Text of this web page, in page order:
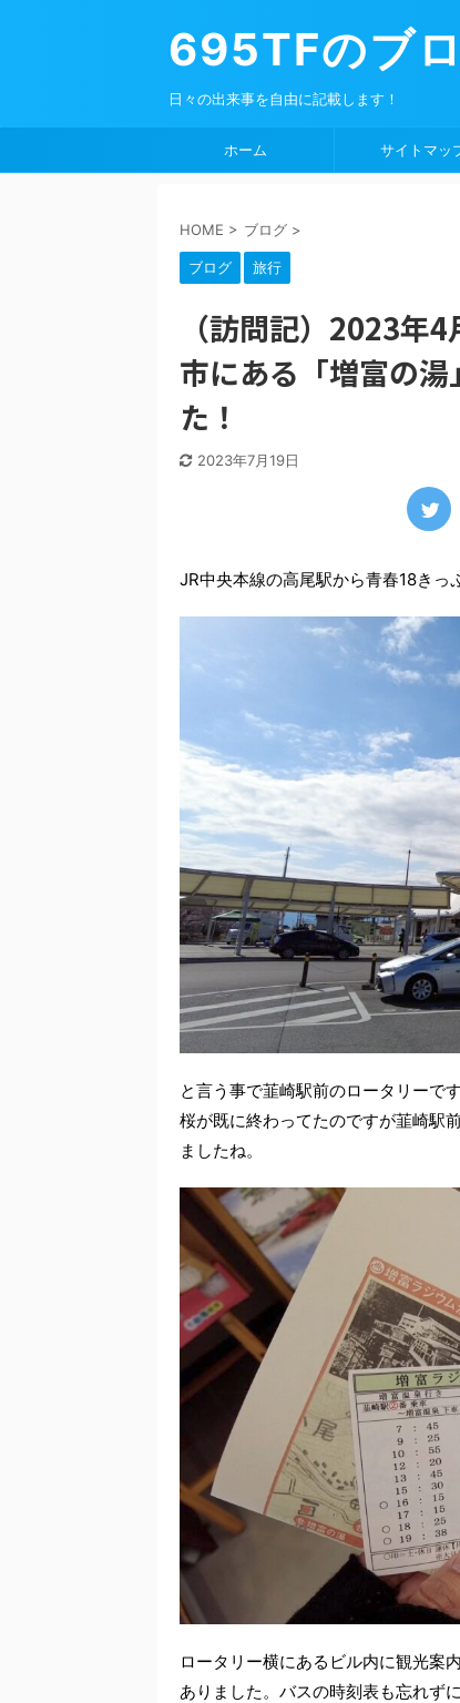
695TFのブ
日々の出来事を自由に記載します！
ホーム サイトマッ
HOME > ブログ >
ブログ 旅行
（訪問記）2023年
市にある「増富の
た！
2023年7月19日
JR中央本線の高尾駅から青春18きっ
と言う事で韮崎駅前のロータリーで
桜が既に終わってたのですが韮崎駅
ましたね。
ロータリー横にあるビル内に観光案
ありました。バスの時刻表も忘れず